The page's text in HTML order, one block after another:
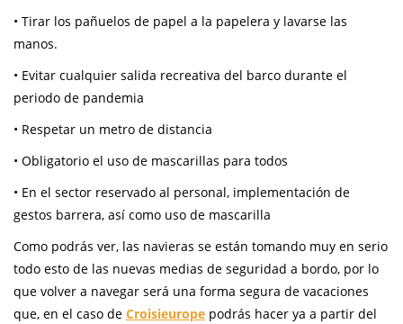
• Tirar los pañuelos de papel a la papelera y lavarse las
manos.
• Evitar cualquier salida recreativa del barco durante el
periodo de pandemia
• Respetar un metro de distancia
• Obligatorio el uso de mascarillas para todos
• En el sector reservado al personal, implementación de
gestos barrera, así como uso de mascarilla
Como podrás ver, las navieras se están tomando muy en serio
todo esto de las nuevas medias de seguridad a bordo, por lo
que volver a navegar será una forma segura de vacaciones
que, en el caso de Croisieurope podrás hacer ya a partir del